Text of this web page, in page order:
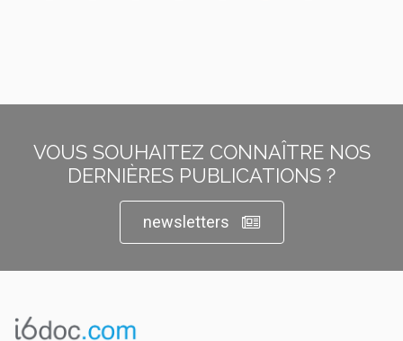
VOUS SOUHAITEZ CONNAÎTRE NOS
DERNIÈRES PUBLICATIONS ?
newsletters